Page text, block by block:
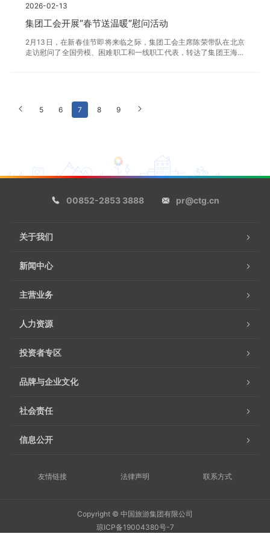
2026-02-13
集团工会开展“春节送温暖”慰问活动
2月13日，在新春佳节即将来临之际，集团工会主席陈荣带队在北京
走访慰问了全国劳模、困难职工和一线职工代表，转达了集团王海民
5 6 7 8 9
00852-2853 3888 pr@ctg.cn
关于我们
新闻中心
主营业务
人力资源
投资者专区
品牌与企业文化
社会责任
信息公开
友情链接 法律声明 联系方式
Copyright © 中国旅游集团有限公司
琼ICP备19004380号-7